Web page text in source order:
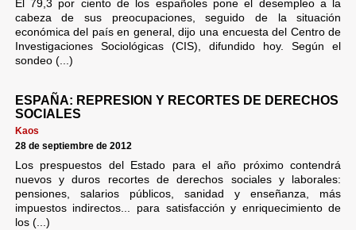
El 79,3 por ciento de los españoles pone el desempleo a la
cabeza de sus preocupaciones, seguido de la situación
económica del país en general, dijo una encuesta del Centro de
Investigaciones Sociológicas (CIS), difundido hoy. Según el
sondeo (...)
ESPAÑA: REPRESION Y RECORTES DE DERECHOS
SOCIALES
Kaos
28 de septiembre de 2012
Los prespuestos del Estado para el año próximo contendrá
nuevos y duros recortes de derechos sociales y laborales:
pensiones, salarios públicos, sanidad y enseñanza, más
impuestos indirectos... para satisfacción y enriquecimiento de
los (...)